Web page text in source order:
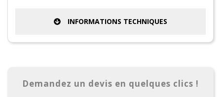
INFORMATIONS TECHNIQUES
Demandez un devis en quelques clics !